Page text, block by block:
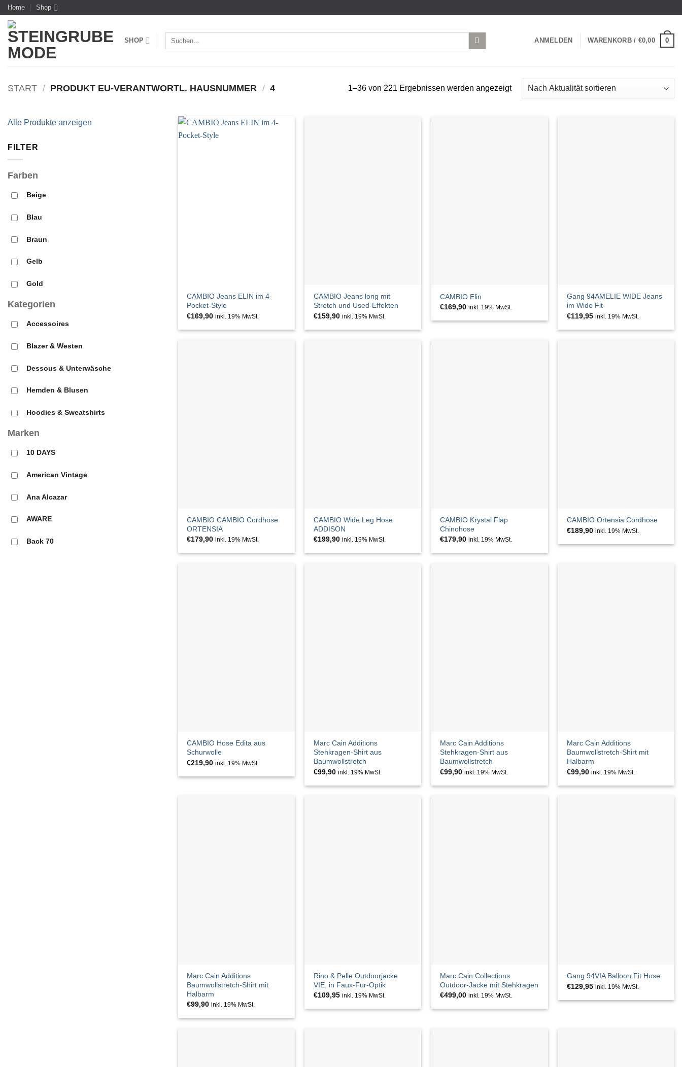
Zum
Inhalt
springen
Home Shop
SHOP ANMELDEN WARENKORB / €0,00 0
START / PRODUKT EU-VERANTWORTL. HAUSNUMMER / 4 1–36 von 221 Ergebnissen werden angezeigtNach
Aktualität
Alle Produkte anzeigen
FILTER
Farben
Beige
Blau
Braun
Gelb
Gold
Grau
GRÜN
Grün
Orange
Rosa
Rot
Schwarz
Kategorien
Accessoires
Blazer & Westen
Dessous & Unterwäsche
Hemden & Blusen
Hoodies & Sweatshirts
Hosen
Jacken & Mäntel
Jeans
Jumpsuits
Kleider
Nachtwäsche
Marken
10 DAYS
American Vintage
Ana Alcazar
AWARE
Back 70
CAMBIO Jeans ELIN im 4-
Pocket-Style
€169,90 inkl. 19% MwSt.
CAMBIO Jeans long mit
Stretch und Used-Effekten
€159,90 inkl. 19% MwSt.
CAMBIO Elin
€169,90 inkl. 19% MwSt.
Gang 94AMELIE WIDE Jeans
im Wide Fit
€119,95 inkl. 19% MwSt.
CAMBIO CAMBIO Cordhose
ORTENSIA
€179,90 inkl. 19% MwSt.
CAMBIO Wide Leg Hose
ADDISON
€199,90 inkl. 19% MwSt.
CAMBIO Krystal Flap
Chinohose
€179,90 inkl. 19% MwSt.
CAMBIO Ortensia Cordhose
€189,90 inkl. 19% MwSt.
CAMBIO Hose Edita aus
Schurwolle
€219,90 inkl. 19% MwSt.
Marc Cain Additions
Stehkragen-Shirt aus
Baumwollstretch
€99,90 inkl. 19% MwSt.
Marc Cain Additions
Stehkragen-Shirt aus
Baumwollstretch
€99,90 inkl. 19% MwSt.
Marc Cain Additions
Baumwollstretch-Shirt mit
Halbarm
€99,90 inkl. 19% MwSt.
Marc Cain Additions
Baumwollstretch-Shirt mit
Halbarm
€99,90 inkl. 19% MwSt.
Rino & Pelle Outdoorjacke
VIE. in Faux-Fur-Optik
€109,95 inkl. 19% MwSt.
Marc Cain Collections
Outdoor-Jacke mit Stehkragen
€499,00 inkl. 19% MwSt.
Gang 94VIA Balloon Fit Hose
€129,95 inkl. 19% MwSt.